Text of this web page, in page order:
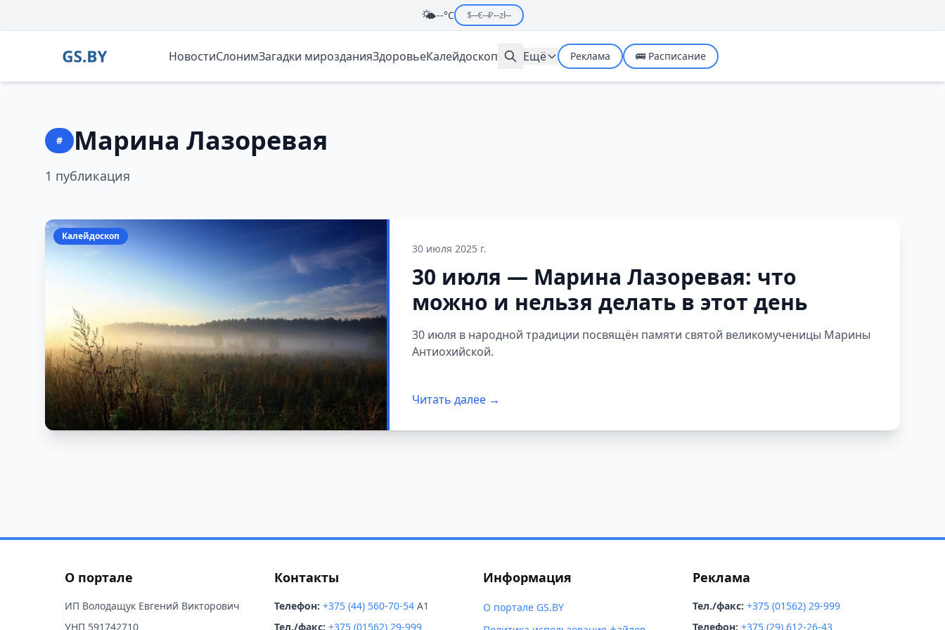
🌤️--°C $--€--₽--zł--
НовостиСлонимЗагадки мирозданияЗдоровьеКалейдоскоп Ещё Реклама 🚌 Расписание
# Марина Лазоревая
1 публикация
Калейдоскоп
30 июля 2025 г.
30 июля — Марина Лазоревая: что
можно и нельзя делать в этот день
30 июля в народной традиции посвящён памяти святой великомученицы Марины
Антиохийской.
Читать далее →
О портале
ИП Володащук Евгений Викторович
УНП 591742710
Контакты
Телефон: +375 (44) 560-70-54A1
Тел./факс: +375 (01562) 29-999
Информация
О портале GS.BY
Реклама
Тел./факс: +375 (01562) 29-999
Телефон: +375 (29) 612-26-43